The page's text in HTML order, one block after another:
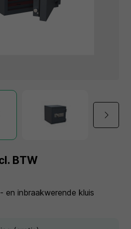
BTW
en inbraakwerende kluis